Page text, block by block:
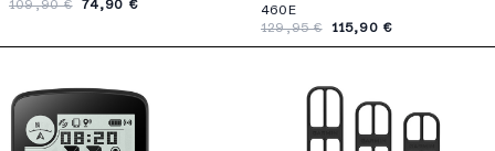
109,90 €
74,90 €
460E
129,95 €
115,90 €